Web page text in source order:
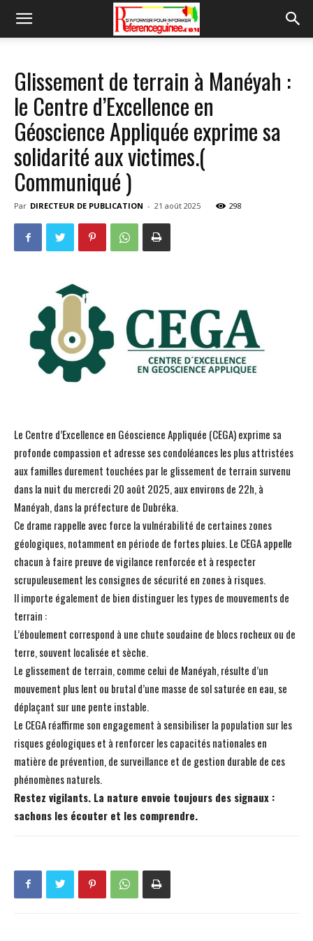
Glissement de terrain à Manéyah :
le Centre d’Excellence en
Géoscience Appliquée exprime sa
solidarité aux victimes.(
Communiqué )
Par DIRECTEUR DE PUBLICATION - 21 août 2025 298
Le Centre d’Excellence en Géoscience Appliquée (CEGA) exprime sa
profonde compassion et adresse ses condoléances les plus attristées
aux familles durement touchées par le glissement de terrain survenu
dans la nuit du mercredi 20 août 2025, aux environs de 22h, à
Manéyah, dans la préfecture de Dubréka.
Ce drame rappelle avec force la vulnérabilité de certaines zones
géologiques, notamment en période de fortes pluies. Le CEGA appelle
chacun à faire preuve de vigilance renforcée et à respecter
scrupuleusement les consignes de sécurité en zones à risques.
Il importe également de bien distinguer les types de mouvements de
terrain :
L’éboulement correspond à une chute soudaine de blocs rocheux ou de
terre, souvent localisée et sèche.
Le glissement de terrain, comme celui de Manéyah, résulte d’un
mouvement plus lent ou brutal d’une masse de sol saturée en eau, se
déplaçant sur une pente instable.
Le CEGA réaffirme son engagement à sensibiliser la population sur les
risques géologiques et à renforcer les capacités nationales en
matière de prévention, de surveillance et de gestion durable de ces
phénomènes naturels.
Restez vigilants. La nature envoie toujours des signaux :
sachons les écouter et les comprendre.